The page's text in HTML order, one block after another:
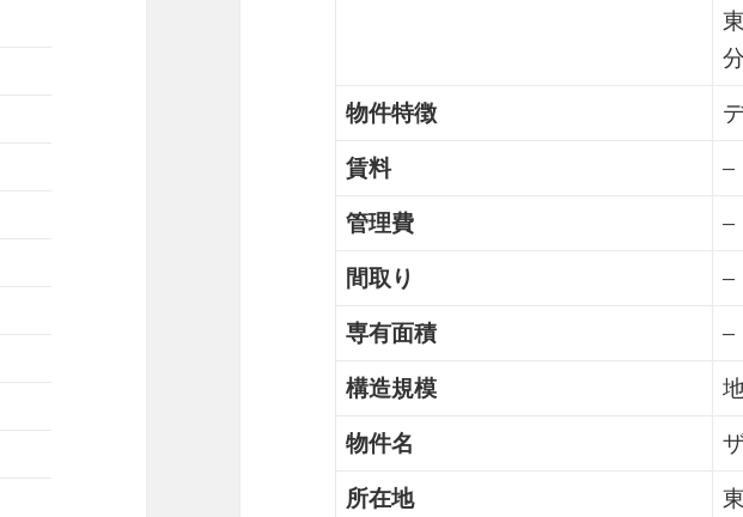
分
物件特徴
賃料
–
管理費
–
間取り
–
専有面積
–
構造規模
物件名
所在地